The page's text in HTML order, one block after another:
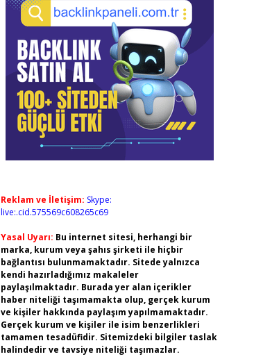
Reklam ve İletişim: Skype:
live:.cid.575569c608265c69
Yasal Uyarı: Bu internet sitesi, herhangi bir
marka, kurum veya şahıs şirketi ile hiçbir
bağlantısı bulunmamaktadır. Sitede yalnızca
kendi hazırladığımız makaleler
paylaşılmaktadır. Burada yer alan içerikler
haber niteliği taşımamakta olup, gerçek kurum
ve kişiler hakkında paylaşım yapılmamaktadır.
Gerçek kurum ve kişiler ile isim benzerlikleri
tamamen tesadüfidir. Sitemizdeki bilgiler taslak
halindedir ve tavsiye niteliği taşımazlar.